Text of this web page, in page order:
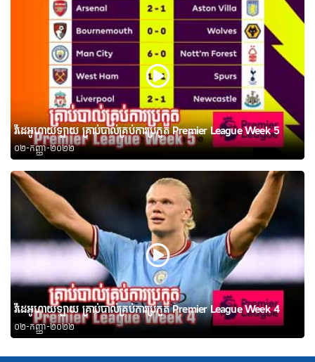
វីដេអូហាយឡាយ គ្រាប់បាល់គ្រប់ការប្រកួត Premier League Week 5
០២-កញ្ញា-២០២២
វីដេអូហាយឡាយ គ្រាប់បាល់គ្រប់ការប្រកួត Premier League Week 4
០២-កញ្ញា-២០២២